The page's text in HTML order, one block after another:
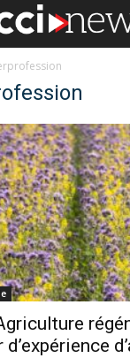
d’expérience